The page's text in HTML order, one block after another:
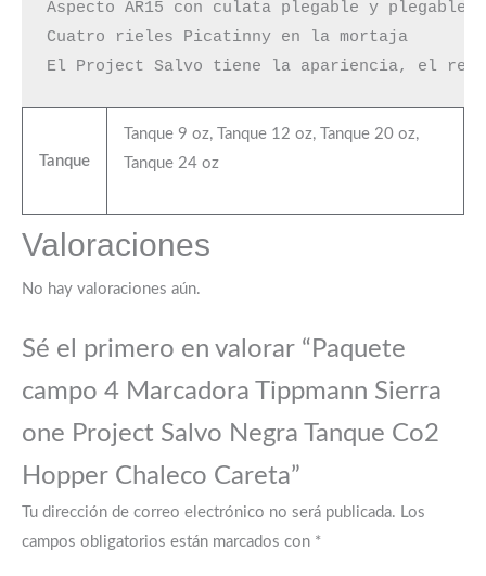
Aspecto AR15 con culata plegable y plegable
Cuatro rieles Picatinny en la mortaja
El Project Salvo tiene la apariencia, el
Tanque
Tanque 9 oz, Tanque 12 oz, Tanque 20 oz,
Tanque 24 oz
Valoraciones
No hay valoraciones aún.
Sé el primero en valorar “Paquete
campo 4 Marcadora Tippmann Sierra
one Project Salvo Negra Tanque Co2
Hopper Chaleco Careta”
Tu dirección de correo electrónico no será publicada. Los
campos obligatorios están marcados con *